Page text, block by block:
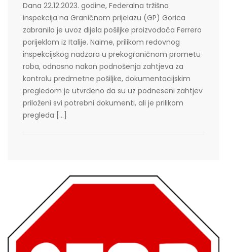
Dana 22.12.2023. godine, Federalna tržišna
inspekcija na Graničnom prijelazu (GP) Gorica
zabranila je uvoz dijela pošiljke proizvođača Ferrero
porijeklom iz Italije. Naime, prilikom redovnog
inspekcijskog nadzora u prekograničnom prometu
roba, odnosno nakon podnošenja zahtjeva za
kontrolu predmetne pošiljke, dokumentacijskim
pregledom je utvrđeno da su uz podneseni zahtjev
priloženi svi potrebni dokumenti, ali je prilikom
pregleda […]